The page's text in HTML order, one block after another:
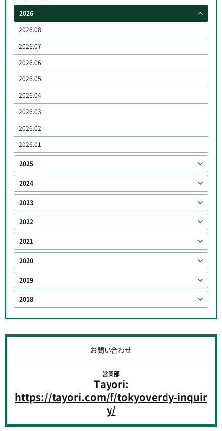
2026
2026.08
2026.07
2026.06
2026.05
2026.04
2026.03
2026.02
2026.01
2025
2024
2023
2022
2021
2020
2019
2018
お問い合わせ
営業部
Tayori:
https://tayori.com/f/tokyoverdy-inquir
y/